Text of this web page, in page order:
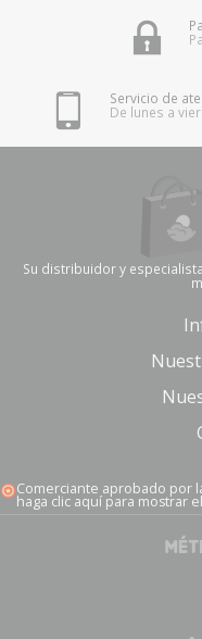
Servicio de
De lunes a
Su distribuidor y
Comerciante aprobado por
haga clic aquí para mostrar